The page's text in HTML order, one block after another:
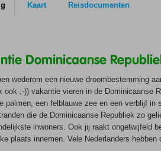
Republiek heeft een tropisch
en maar liefst 9 uren zon per dag. Niet zo
relaxte dagen aan het zwembad en strand
Republiek biedt naast een fantastische
verborgen lagunes, regenwouden
Ontdek de flora en fauna in nationaal park
Santo Domingo met zijn vele gebouwen uit
dagelijkse leven in de gezellige dorpjes met
Verblijf je in Punta Cana of Bayahibe,
ten zuidoosten van de Dominicaanse
en appartementen
je een fijne keuze van hotels en/of
worden met grote zorg gekozen
Kaart Reisdocumenten
Dominicaanse
wederom een nieuwe droombestemming
ook ;-)) vakantie vieren in de Dominicaanse
palmen, een felblauwe zee en een verblijf
die de Dominicaanse Republiek zo
inwoners. Ook jij raakt ongetwijfeld
plaats innemen. Vele Nederlanders